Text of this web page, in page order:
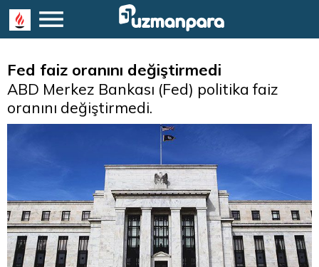
Fed faiz oranını değiştirmedi
ABD Merkez Bankası (Fed) politika faiz
oranını değiştirmedi.